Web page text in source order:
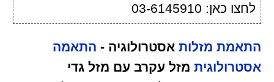
לחצו כאן: 03-6145910
התאמת מזלותאסטרולוגיה - התאמה
אסטרולוגית מזל עקרב עם מזל גדי